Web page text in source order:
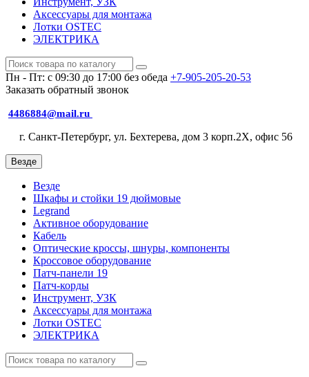
Аксессуары для монтажа
Лотки OSTEC
ЭЛЕКТРИКА
Пн - Пт: с 09:30 до 17:00 без обеда +7-905-205-20-53
Заказать обратный звонок
4486884@mail.ru
г. Санкт-Петербург, ул. Бехтерева, дом 3 корп.2X, офис 56
Везде
Везде
Шкафы и стойки 19 дюймовые
Legrand
Активное оборудование
Кабель
Оптические кроссы, шнуры, компоненты
Кроссовое оборудование
Патч-панели 19
Патч-корды
Инструмент, УЗК
Аксессуары для монтажа
Лотки OSTEC
ЭЛЕКТРИКА